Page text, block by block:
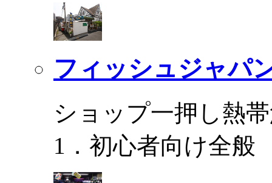
フィッシュジャパ
ショップ一押し熱
1．初心者向け全